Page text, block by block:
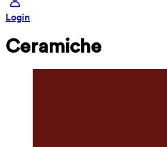
Login
Ceramiche